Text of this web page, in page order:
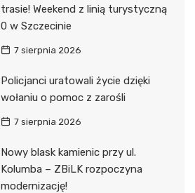
trasie! Weekend z linią turystyczną
0 w Szczecinie
7 sierpnia 2026
Policjanci uratowali życie dzięki
wołaniu o pomoc z zarośli
7 sierpnia 2026
Nowy blask kamienic przy ul.
Kolumba – ZBiLK rozpoczyna
modernizację!